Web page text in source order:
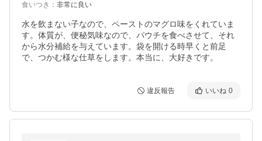
食いつき ： 非常に良い
水を飲まない子なので、ペーストのマグロ味をくれていま
す。体質が、便秘気味なので、パウチを食べさせて、それ
から水分補給を与えています。袋を開ける時早くと前足
で、つかむ様な仕草をします。本当に、大好きです。
違反報告 いいね 0